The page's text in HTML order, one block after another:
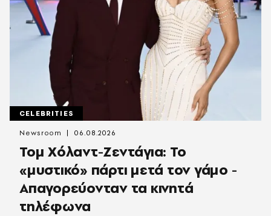
CELEBRITIES
Τομ Χόλαντ-Ζεντάγια: Το
«μυστικό» πάρτι μετά τον γάμο -
Απαγορεύονταν τα κινητά
τηλέφωνα
Newsroom 06.08.2026